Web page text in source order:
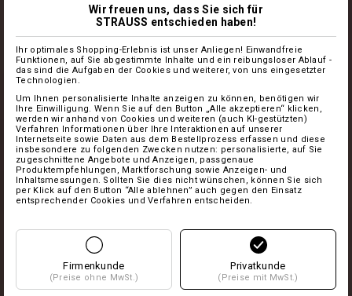
Wir freuen uns, dass Sie sich für
STRAUSS entschieden haben!
Ihr optimales Shopping-Erlebnis ist unser Anliegen! Einwandfreie
Funktionen, auf Sie abgestimmte Inhalte und ein reibungsloser Ablauf -
das sind die Aufgaben der Cookies und weiterer, von uns eingesetzter
Technologien.
Um Ihnen personalisierte Inhalte anzeigen zu können, benötigen wir
Ihre Einwilligung. Wenn Sie auf den Button „Alle akzeptieren“ klicken,
werden wir anhand von Cookies und weiteren (auch KI-gestützten)
Verfahren Informationen über Ihre Interaktionen auf unserer
Internetseite sowie Daten aus dem Bestellprozess erfassen und diese
insbesondere zu folgenden Zwecken nutzen: personalisierte, auf Sie
zugeschnittene Angebote und Anzeigen, passgenaue
Produktempfehlungen, Marktforschung sowie Anzeigen- und
Inhaltsmessungen. Sollten Sie dies nicht wünschen, können Sie sich
per Klick auf den Button “Alle ablehnen” auch gegen den Einsatz
entsprechender Cookies und Verfahren entscheiden.
Firmenkunde
(Preise ohne MwSt.)
Privatkunde
(Preise mit MwSt.)